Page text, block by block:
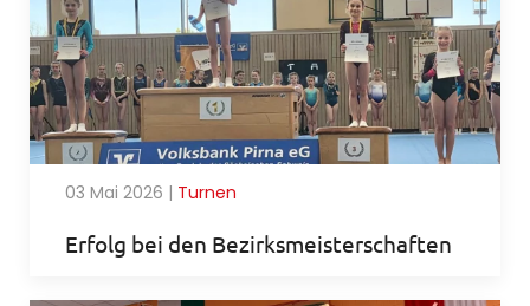
03 Mai 2026 | Turnen
Erfolg bei den Bezirksmeisterschaften